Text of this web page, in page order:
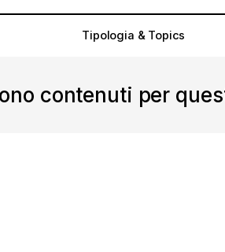
Tipologia & Topics
contenuti per